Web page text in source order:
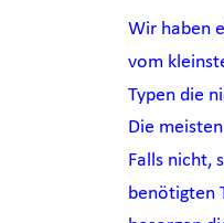
Wir haben
vom
Typen die
Die
Falls nicht,
benötigten